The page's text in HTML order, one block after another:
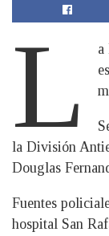
L
a
la División
Douglas
Fuentes
hospital San